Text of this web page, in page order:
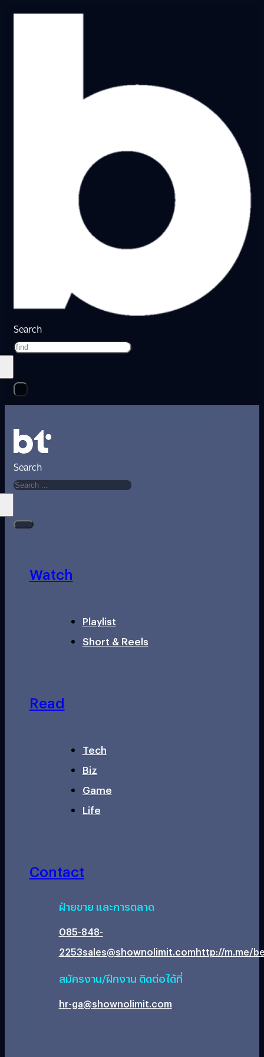
Search
Search
Watch
Playlist
Short & Reels
Read
Tech
Biz
Game
Life
Contact
ฝ่ายขาย และการตลาด
085-848-
2253sales@shownolimit.comhttp://m.me/
สมัครงาน/ฝึกงาน ติดต่อได้ที่
hr-ga@shownolimit.com